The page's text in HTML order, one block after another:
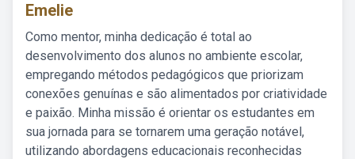
Emelie
Como mentor, minha dedicação é total ao
desenvolvimento dos alunos no ambiente escolar,
empregando métodos pedagógicos que priorizam
conexões genuínas e são alimentados por criatividade
e paixão. Minha missão é orientar os estudantes em
sua jornada para se tornarem uma geração notável,
utilizando abordagens educacionais reconhecidas